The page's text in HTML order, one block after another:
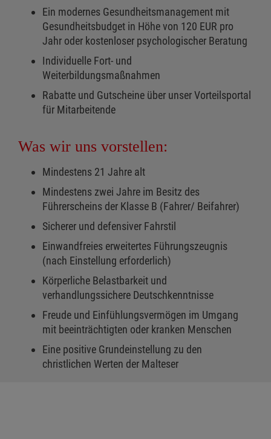
Ein modernes Gesundheitsmanagement mit
Gesundheitsbudget in Höhe von 120 EUR pro
Jahr oder kostenloser psychologischer Beratung
Individuelle Fort- und
Weiterbildungsmaßnahmen
Rabatte und Gutscheine über unser Vorteilsportal
für Mitarbeitende
Was wir uns vorstellen:
Mindestens 21 Jahre alt
Mindestens zwei Jahre im Besitz des
Führerscheins der Klasse B (Fahrer/ Beifahrer)
Sicherer und defensiver Fahrstil
Einwandfreies erweitertes Führungszeugnis
(nach Einstellung erforderlich)
Körperliche Belastbarkeit und
verhandlungssichere Deutschkenntnisse
Freude und Einfühlungsvermögen im Umgang
mit beeinträchtigten oder kranken Menschen
Eine positive Grundeinstellung zu den
christlichen Werten der Malteser